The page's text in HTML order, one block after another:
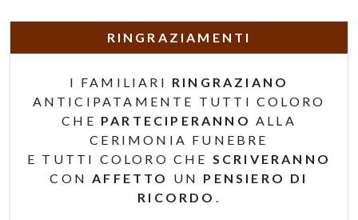
RINGRAZIAMENTI
I FAMILIARI RINGRAZIANO
ANTICIPATAMENTE TUTTI COLORO
CHE PARTECIPERANNO ALLA
CERIMONIA FUNEBRE
E TUTTI COLORO CHE SCRIVERANNO
CON AFFETTO UN PENSIERO DI
RICORDO